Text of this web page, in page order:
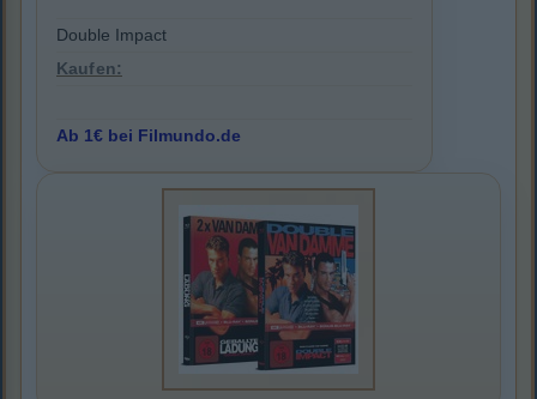
Double Impact
Kaufen:
Ab 1€ bei Filmundo.de